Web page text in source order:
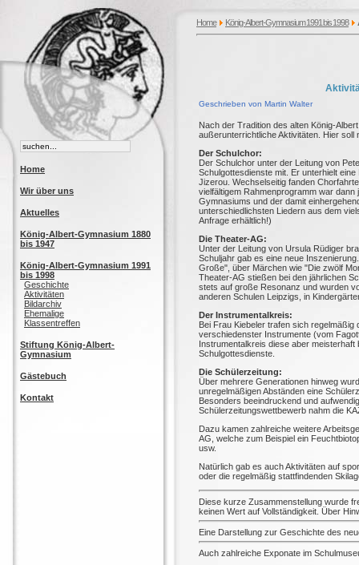
Home König-Albert-Gymnasium 1991 bis 1998
Home
Wir über uns
Aktuelles
König-Albert-Gymnasium 1880
bis 1947
König-Albert-Gymnasium 1991
bis 1998
Geschichte
Aktivitäten
Bildarchiv
Ehemalige
Klassentreffen
Stiftung König-Albert-
Gymnasium
Gästebuch
Kontakt
Geschrieben von Martin Walter
Nach der Tradition des alten König-
außerunterrichtliche Aktivitäten. Hier
Der Schulchor:
Der Schulchor unter der Leitung von
Schulgottesdienste mit. Er unterhielt
Jizerou. Wechselseitig fanden
vielfältigem Rahmenprogramm war
Gymnasiums und der damit
unterschiedlichsten Liedern aus dem
Anfrage erhältlich!)
Die Theater-AG:
Unter der Leitung von Ursula Rüdiger
Schuljahr gab es eine neue
Große", über Märchen wie "Die zwölf
Theater-AG stießen bei den jährlichen
stets auf große Resonanz und wurden
anderen Schulen Leipzigs, in
Der Instrumentalkreis:
Bei Frau Kiebeler trafen sich
verschiedenster Instrumente (vom
Instrumentalkreis diese aber
Schulgottesdienste.
Die Schülerzeitung:
Über mehrere Generationen hinweg
unregelmäßigen Abständen eine
Besonders beeindruckend und
Schülerzeitungswettbewerb nahm die
Dazu kamen zahlreiche weitere
AG, welche zum Beispiel ein
usw.
Natürlich gab es auch Aktivitäten auf
oder die regelmäßig stattfindenden
Diese kurze Zusammenstellung wurde
keinen Wert auf Vollständigkeit. Über
Eine Darstellung zur Geschichte des
Auch zahlreiche Exponate im